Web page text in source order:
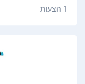
1 הצעות